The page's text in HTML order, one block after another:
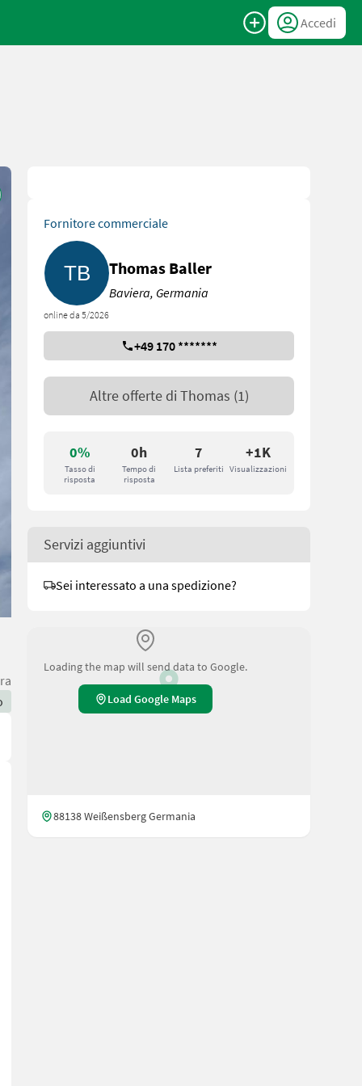
Accedi
0%
Tasso di
risposta
0h
Tempo di
risposta
7
Lista preferiti
+1K
Visualizzazioni
Fornitore commerciale
online da 5/2026
Thomas Baller
Baviera, Germania
+49 170 *******
Altre offerte di Thomas (1)
Servizi aggiuntivi
Sei interessato a una spedizione?
Loading the map will send data to Google.
Load Google Maps
88138 Weißensberg Germania